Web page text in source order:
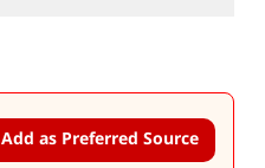
Add as Preferred Source